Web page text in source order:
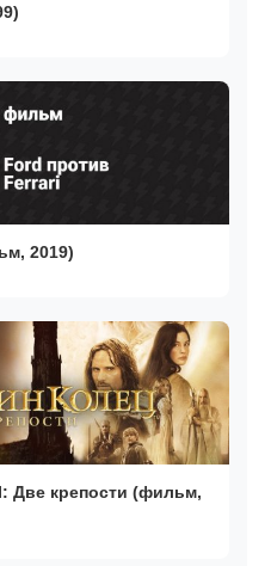
2019)
Две крепости (фильм,